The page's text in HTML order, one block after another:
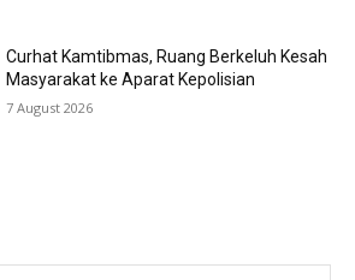
Curhat Kamtibmas, Ruang Berkeluh Kesah
Masyarakat ke Aparat Kepolisian
7 August 2026